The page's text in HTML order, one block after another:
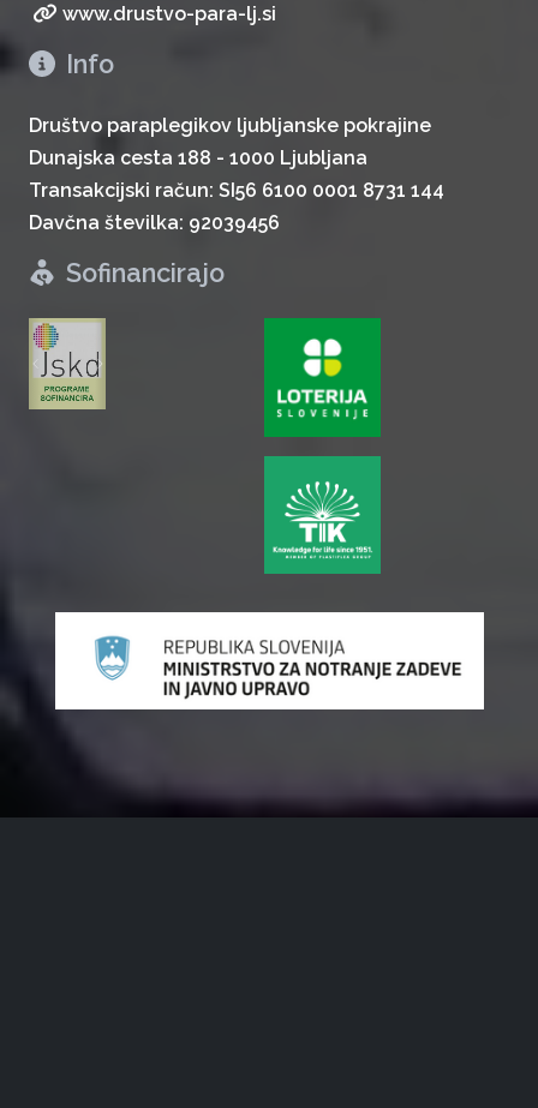
www.drustvo-para-lj.si
Info
Društvo paraplegikov ljubljanske pokrajine
Dunajska cesta 188 - 1000 Ljubljana
Transakcijski račun: SI56 6100 0001 8731 144
Davčna številka: 92039456
zurückweiter
Sofinancirajo